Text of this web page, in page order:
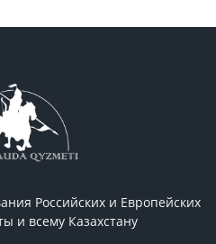
Российcких и Европейских
и всему Казахстану